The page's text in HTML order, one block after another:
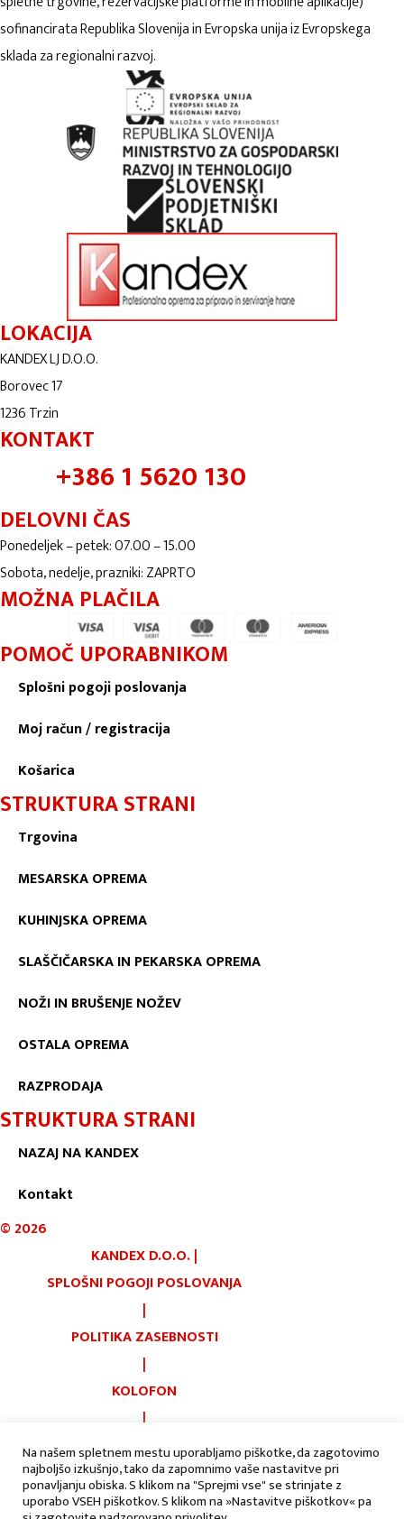
sofinancirata Republika Slovenija in Evropska unija iz Evropskega
sklada za regionalni razvoj.
LOKACIJA
KANDEX LJ D.O.O.
Borovec 17
1236 Trzin
KONTAKT
+386 1 5620 130
DELOVNI ČAS
Ponedeljek – petek: 07.00 – 15.00
Sobota, nedelje, prazniki: ZAPRTO
MOŽNA PLAČILA
POMOČ UPORABNIKOM
Splošni pogoji poslovanja
Moj račun / registracija
Košarica
STRUKTURA STRANI
Trgovina
MESARSKA OPREMA
KUHINJSKA OPREMA
SLAŠČIČARSKA IN PEKARSKA OPREMA
NOŽI IN BRUŠENJE NOŽEV
OSTALA OPREMA
RAZPRODAJA
STRUKTURA STRANI
NAZAJ NA KANDEX
Kontakt
©2026
KANDEX D.O.O.|
SPLOŠNI POGOJI POSLOVANJA
|
POLITIKA ZASEBNOSTI
|
KOLOFON
|
PIŠKOTKI
AVTORJI:
Na našem spletnem mestu uporabljamo piškotke, da zagotovimo
najboljšo izkušnjo, tako da zapomnimo vaše nastavitve pri
ponavljanju obiska. S klikom na "Sprejmi vse" se strinjate z
uporabo VSEH piškotkov. S klikom na »Nastavitve piškotkov« pa